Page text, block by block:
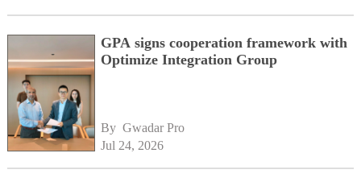
GPA signs cooperation framework with
Optimize Integration Group
By Gwadar Pro
Jul 24, 2026